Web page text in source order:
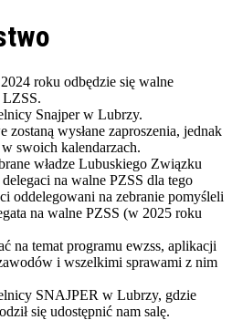
roku odbędzie się walne
LZSS.
Snajper w Lubrzy.
wysłane zaproszenia, jednak
swoich kalendarzach.
władze Lubuskiego Związku
na walne PZSS dla tego
oddelegowani na zebranie pomyśleli
na walne PZSS (w 2025 roku
na temat programu ewzss, aplikacji
i wszelkimi sprawami z nim
SNAJPER w Lubrzy, gdzie
się udostępnić nam salę.